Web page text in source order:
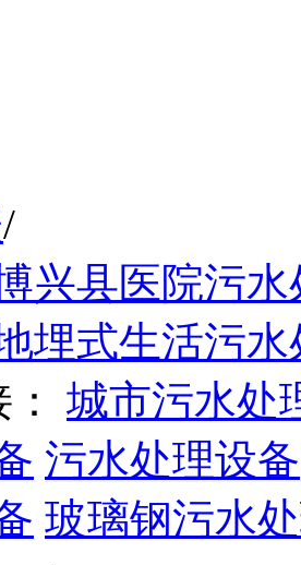
/
兴县医院污
埋式生活污
城市污水处
污水处理设备
玻璃钢污水